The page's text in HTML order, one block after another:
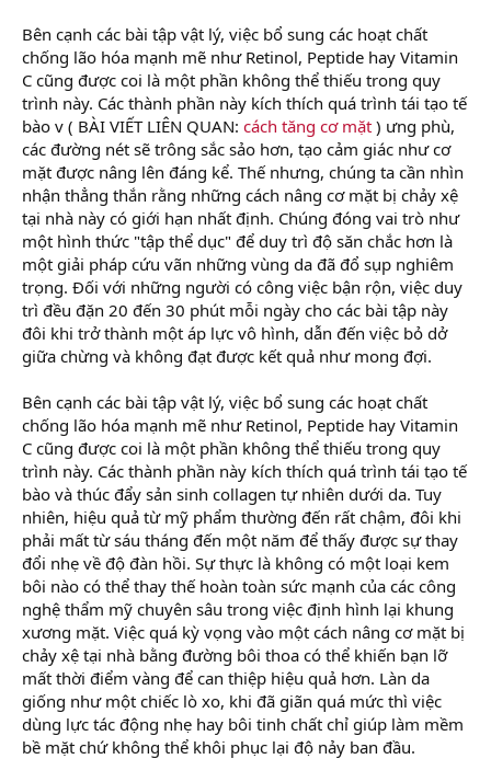
Bên cạnh các bài tập vật lý, việc bổ sung các hoạt chất
chống lão hóa mạnh mẽ như Retinol, Peptide hay Vitamin
C cũng được coi là một phần không thể thiếu trong quy
trình này. Các thành phần này kích thích quá trình tái tạo tế
bào v ( BÀI VIẾT LIÊN QUAN: cách tăng cơ mặt ) ưng phù,
các đường nét sẽ trông sắc sảo hơn, tạo cảm giác như cơ
mặt được nâng lên đáng kể. Thế nhưng, chúng ta cần nhìn
nhận thẳng thắn rằng những cách nâng cơ mặt bị chảy xệ
tại nhà này có giới hạn nhất định. Chúng đóng vai trò như
một hình thức "tập thể dục" để duy trì độ săn chắc hơn là
một giải pháp cứu vãn những vùng da đã đổ sụp nghiêm
trọng. Đối với những người có công việc bận rộn, việc duy
trì đều đặn 20 đến 30 phút mỗi ngày cho các bài tập này
đôi khi trở thành một áp lực vô hình, dẫn đến việc bỏ dở
giữa chừng và không đạt được kết quả như mong đợi.
Bên cạnh các bài tập vật lý, việc bổ sung các hoạt chất
chống lão hóa mạnh mẽ như Retinol, Peptide hay Vitamin
C cũng được coi là một phần không thể thiếu trong quy
trình này. Các thành phần này kích thích quá trình tái tạo tế
bào và thúc đẩy sản sinh collagen tự nhiên dưới da. Tuy
nhiên, hiệu quả từ mỹ phẩm thường đến rất chậm, đôi khi
phải mất từ sáu tháng đến một năm để thấy được sự thay
đổi nhẹ về độ đàn hồi. Sự thực là không có một loại kem
bôi nào có thể thay thế hoàn toàn sức mạnh của các công
nghệ thẩm mỹ chuyên sâu trong việc định hình lại khung
xương mặt. Việc quá kỳ vọng vào một cách nâng cơ mặt bị
chảy xệ tại nhà bằng đường bôi thoa có thể khiến bạn lỡ
mất thời điểm vàng để can thiệp hiệu quả hơn. Làn da
giống như một chiếc lò xo, khi đã giãn quá mức thì việc
dùng lực tác động nhẹ hay bôi tinh chất chỉ giúp làm mềm
bề mặt chứ không thể khôi phục lại độ nảy ban đầu.